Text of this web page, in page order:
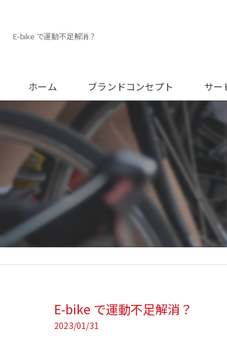
E-bike で運動不足解消？
ホーム ブランドコンセプト サー
メン
オー
フィ
E-bike で運動不足解消？
2023/01/31